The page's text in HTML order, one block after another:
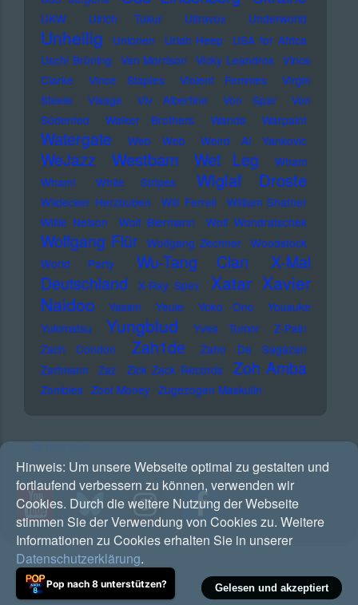
UKW Ulrich Tukur Ultravox Underworld
Unheilig Unionen Uriah Heep
USA for Africa
Uschi Brüning Van Morrison Vicky Leandros Vince
Clarke
Vince Staples Violent Femmes
Virgin
Steele
Visage Viv Albertine Von Spar
Von
Südenfed
Walker Brothers Wanda Warpaint
Watergate Web Web Weird Al Yankovic
WeJazz Westbam Wet Leg
Wham
Wham!
White Stripes Wiglaf Droste
Wildecker Herzbuben Will Ferrell
William Shatner
Willie Nelson
Wolf Biermann Wolf Wondratschek
Wolfgang Flür Wolfgang Zechner
Woodstock
World Party
Wu-Tang Clan
X-Mal
Deutschland
X-Ray Spex Xatar Xavier
Naidoo
Yassin Yeule Yoko Ono
Yousuke
Yukimatsu
Yungblud Yves Tumor
Z-Pain
Zach Condon
Zah1de
Zaho De Sagazan
Zartmann
Zaz Zick Zack Records Zoh Amba
Zombies Zoot Money Zugezogen Maskulin
Hinweis: Um unsere Webseite optimal zu gestalten und
fortlaufend verbessern zu können, verwenden wir
Cookies. Durch die weitere Nutzung der Webseite
stimmen Sie der Verwendung von Cookies zu. Weitere
Informationen zu Cookies erhalten Sie in unserer
Datenschutzerklärung.
Gelesen und akzeptiert
Pop nach 8 unterstützen?